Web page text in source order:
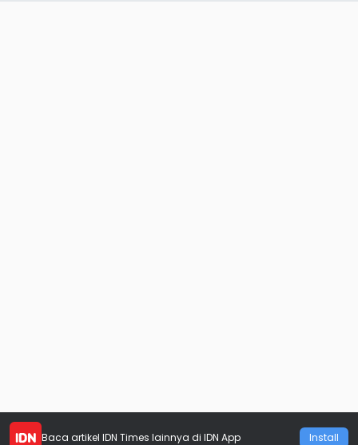
Baca artikel IDN Times lainnya di IDN App Install